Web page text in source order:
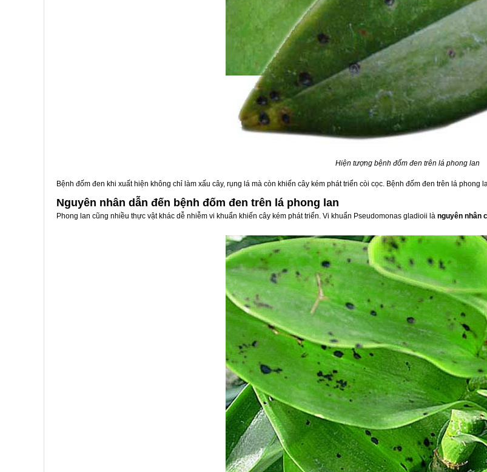
Hiện tượng bệnh đốm đen trên lá phong lan
Bệnh đốm đen khi xuất hiện không chỉ làm xấu cây, rụng lá mà còn khiến cây kém phát triển còi cọc. Bệnh đốm đen trên lá
Nguyên nhân dẫn đến bệnh đốm đen trên lá phong lan
Phong lan cũng nhiều thực vật khác dễ nhiễm vi khuẩn khiến cây kém phát triển. Vi khuẩn Pseudomonas gladioii là nguyên nhân